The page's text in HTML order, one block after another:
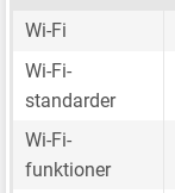
Wi-Fi
Wi-Fi-
standarder
Wi-Fi-
funktioner